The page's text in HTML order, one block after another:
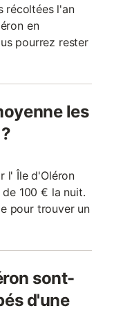
récoltées l'an
en
pourrez rester
les
l' Île d'Oléron
100 € la nuit.
pour trouver un
sont-
d'une